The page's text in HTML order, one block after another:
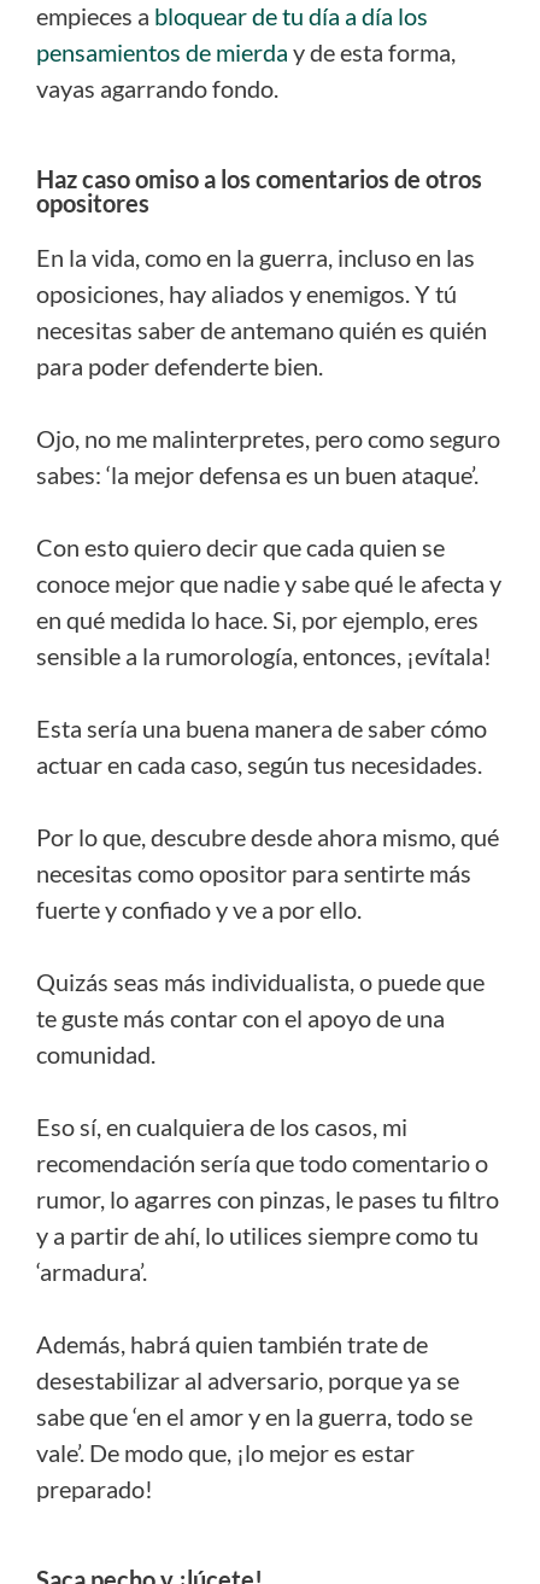
empieces a bloquear de tu día a día los
pensamientos de mierda y de esta forma,
vayas agarrando fondo.
Haz caso omiso a los comentarios de otros
opositores
En la vida, como en la guerra, incluso en las
oposiciones, hay aliados y enemigos. Y tú
necesitas saber de antemano quién es quién
para poder defenderte bien.
Ojo, no me malinterpretes, pero como seguro
sabes: ‘la mejor defensa es un buen ataque’.
Con esto quiero decir que cada quien se
conoce mejor que nadie y sabe qué le afecta y
en qué medida lo hace. Si, por ejemplo, eres
sensible a la rumorología, entonces, ¡evítala!
Esta sería una buena manera de saber cómo
actuar en cada caso, según tus necesidades.
Por lo que, descubre desde ahora mismo, qué
necesitas como opositor para sentirte más
fuerte y confiado y ve a por ello.
Quizás seas más individualista, o puede que
te guste más contar con el apoyo de una
comunidad.
Eso sí, en cualquiera de los casos, mi
recomendación sería que todo comentario o
rumor, lo agarres con pinzas, le pases tu filtro
y a partir de ahí, lo utilices siempre como tu
‘armadura’.
Además, habrá quien también trate de
desestabilizar al adversario, porque ya se
sabe que ‘en el amor y en la guerra, todo se
vale’. De modo que, ¡lo mejor es estar
preparado!